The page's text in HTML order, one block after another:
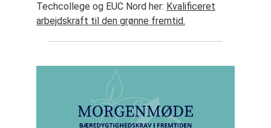
Techcollege og EUC Nord her: Kvalificeret
arbejdskraft til den grønne fremtid.